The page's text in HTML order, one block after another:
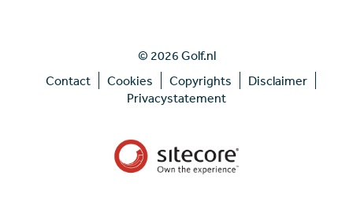
© 2026 Golf.nl
Contact
Cookies Copyrights
Disclaimer
Privacystatement